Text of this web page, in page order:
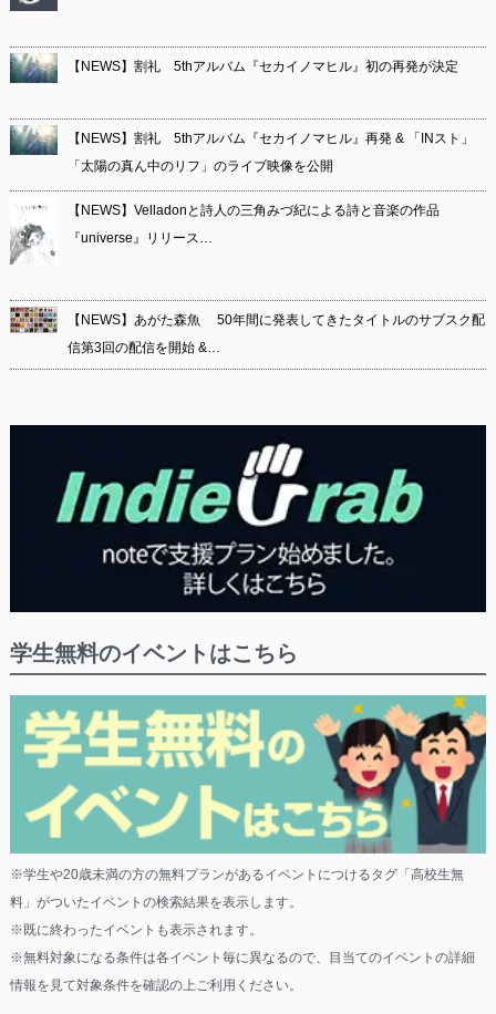
【NEWS】割礼 5thアルバム『セカイノマヒル』初の再発が決定
【NEWS】割礼 5thアルバム『セカイノマヒル』再発 & 「INスト」
「太陽の真ん中のリフ」のライブ映像を公開
【NEWS】Velladonと詩人の三角みづ紀による詩と音楽の作品
『universe』リリース…
【NEWS】あがた森魚 50年間に発表してきたタイトルのサブスク配
信第3回の配信を開始 &…
学生無料のイベントはこちら
※学生や20歳未満の方の無料プランがあるイベントにつけるタグ「高校生無
料」がついたイベントの検索結果を表示します。
※既に終わったイベントも表示されます。
※無料対象になる条件は各イベント毎に異なるので、目当てのイベントの詳細
情報を見て対象条件を確認の上ご利用ください。